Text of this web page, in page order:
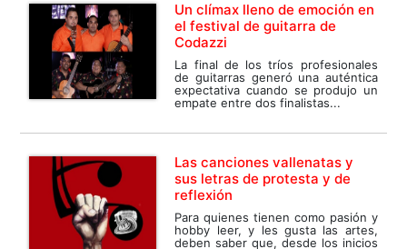
Un clímax lleno de emoción en
el festival de guitarra de
Codazzi
La final de los tríos profesionales
de guitarras generó una auténtica
expectativa cuando se produjo un
empate entre dos finalistas...
Las canciones vallenatas y
sus letras de protesta y de
reflexión
Para quienes tienen como pasión y
hobby leer, y les gusta las artes,
deben saber que, desde los inicios